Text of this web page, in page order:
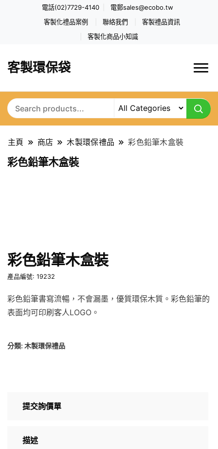
電話(02)7729-4140 電郵sales@ecobo.tw
客製化禮品案例 聯絡我們 客製禮品資訊
客製化商品小知識
客製環保袋
主頁 商店 木製環保禮品 彩色鉛筆木盒裝
彩色鉛筆木盒裝
彩色鉛筆木盒裝
產品編號: 19232
彩色鉛筆書寫流暢，不會漏墨，優質環保木質。彩色鉛筆的
表面均可印刷客人LOGO。
分類: 木製環保禮品
提交詢價單
描述